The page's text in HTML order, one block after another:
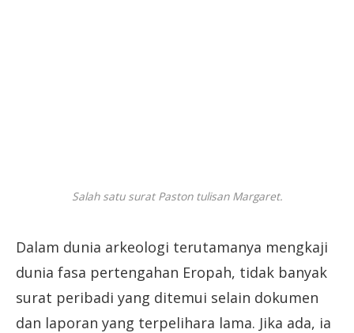
Salah satu surat Paston tulisan Margaret.
Dalam dunia arkeologi terutamanya mengkaji
dunia fasa pertengahan Eropah, tidak banyak
surat peribadi yang ditemui selain dokumen
dan laporan yang terpelihara lama. Jika ada, ia